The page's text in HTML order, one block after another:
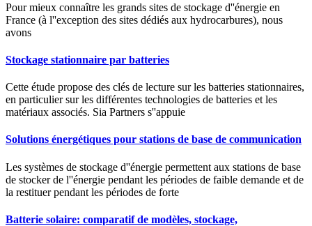
Pour mieux connaître les grands sites de stockage d''énergie en
France (à l''exception des sites dédiés aux hydrocarbures), nous
avons
Stockage stationnaire par batteries
Cette étude propose des clés de lecture sur les batteries stationnaires,
en particulier sur les différentes technologies de batteries et les
matériaux associés. Sia Partners s''appuie
Solutions énergétiques pour stations de base de communication
Les systèmes de stockage d''énergie permettent aux stations de base
de stocker de l''énergie pendant les périodes de faible demande et de
la restituer pendant les périodes de forte
Batterie solaire: comparatif de modèles, stockage,